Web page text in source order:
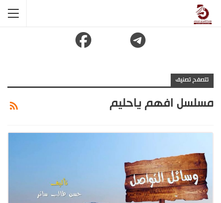
تتصفح تصنيف
مسلسل افهم ياحليم